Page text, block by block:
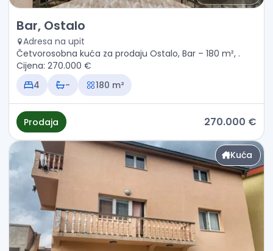
Prodaja - Kuća Bar, Ostalo
Bar, Ostalo
Adresa na upit
Četvorosobna kuća za prodaju Ostalo, Bar – 180 m², .
Cijena: 270.000 €
4
- 180 m²
Prodaja 270.000 €
Kuća